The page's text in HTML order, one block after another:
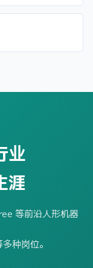
业
涯
等前沿人形机器
种岗位。